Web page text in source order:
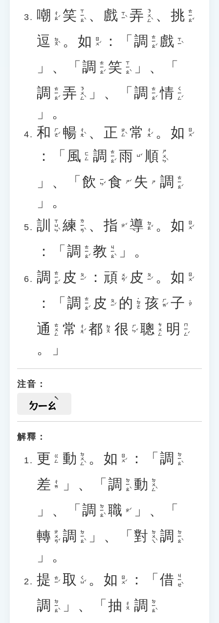
嘲 ㄔㄠˊ 笑 ㄒㄧㄠˋ 、 戲 ㄒㄧˋ 弄 ㄋㄨㄥˋ 、 挑 ㄊㄧㄠˇ
逗 ㄉㄡˋ 。 如 ㄖㄨˊ ：「 調 ㄊㄧㄠˊ 戲 ㄒㄧˋ
」、「 調 ㄊㄧㄠˊ 笑 ㄒㄧㄠˋ
」、「
調 ㄊㄧㄠˊ 弄 ㄋㄨㄥˋ 」、「 調 ㄊㄧㄠˊ 情 ㄑㄧㄥˊ
」。
和 ㄏㄜˊ 暢 ㄔㄤˋ 、 正 ㄓㄥˋ 常 ㄔㄤˊ 。 如 ㄖㄨˊ
：「 風 ㄈㄥ 調 ㄊㄧㄠˊ 雨 ㄩˇ 順 ㄕㄨㄣˋ
」、「 飲 ㄧㄣˇ 食 ㄕˊ 失 ㄕ 調 ㄊㄧㄠˊ
」。
訓 ㄒㄩㄣˋ 練 ㄌㄧㄢˋ 、 指 ㄓˇ 導 ㄉㄠˇ 。 如 ㄖㄨˊ
：「 調 ㄊㄧㄠˊ 教 ㄐㄧㄠˋ
」。
調 ㄊㄧㄠˊ 皮 ㄆㄧˊ ： 頑 ㄨㄢˊ 皮 ㄆㄧˊ 。 如 ㄖㄨˊ
：「 調 ㄊㄧㄠˊ 皮 ㄆㄧˊ 的 ˙ㄉㄜ 孩 ㄏㄞˊ 子 ˙ㄗ
通 ㄊㄨㄥ 常 ㄔㄤˊ 都 ㄉㄡ 很 ㄏㄣˇ 聰 ㄘㄨㄥ 明 ㄇㄧㄥˊ
。」
注音：
ㄉㄧㄠ
解釋：
更 ㄍㄥ 動 ㄉㄨㄥˋ 。 如 ㄖㄨˊ ：「 調 ㄉㄧㄠˋ
差 ㄔㄞ 」、「 調 ㄉㄧㄠˋ 動 ㄉㄨㄥˋ
」、「 調 ㄉㄧㄠˋ 職 ㄓˊ
」、「
轉 ㄓㄨㄢˇ 調 ㄉㄧㄠˋ 」、「 對 ㄉㄨㄟˋ 調 ㄉㄧㄠˋ
」。
提 ㄊㄧˊ 取 ㄑㄩˇ 。 如 ㄖㄨˊ ：「 借 ㄐㄧㄝˋ
調 ㄉㄧㄠˋ 」、「 抽 ㄔㄡ 調 ㄉㄧㄠˋ